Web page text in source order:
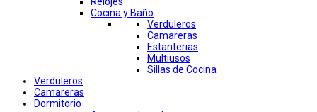
Cocina y Baño
Verduleros
Camareras
Estanterias
Multiusos
Sillas de Cocina
Verduleros
Camareras
Dormitorio